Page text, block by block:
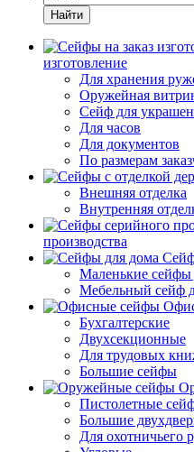
Найти
изготовление
Для хранения
Оружейная
Сейф для
Для часов
Для документов
По размерам
Внешняя отделка
Внутренняя
производства
Маленькие сейфы
Мебельный сейф
Бухгалтерские
Двухсекционные
Для трудовых
Большие сейфы
Пистолетные
Большие
Для охотничьего